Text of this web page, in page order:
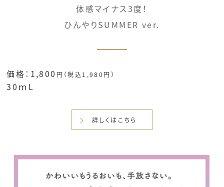
体感マイナス3度！
ひんやりSUMMER ver.
価格：1,800 円（税込1,980円）
30ｍL
詳しくはこちら